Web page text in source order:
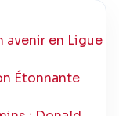
avenir en Ligue
Étonnante